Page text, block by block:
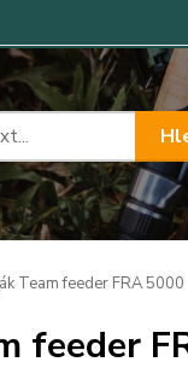
Team feeder FRA 5000
feeder